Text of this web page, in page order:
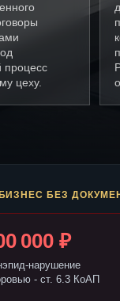
процесс
цеху.
БЕЗ
000 ₽
нарушение
- ст. 6.3 КоАП